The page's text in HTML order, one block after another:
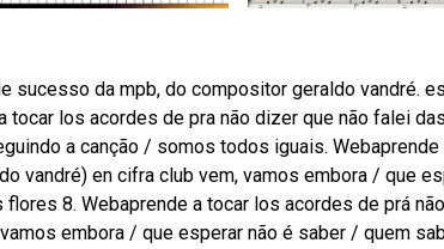
sucesso da mpb, do compositor geraldo vandré.
los acordes de pra não dizer que não falei das
a canção / somos todos iguais. Webaprende
vandré) en cifra club vem, vamos embora / que
8. Webaprende a tocar los acordes de prá não
embora / que esperar não é saber / quem